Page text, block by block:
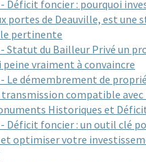
Déficit foncier : pourquoi
portes de Deauville, est une
pertinente
Statut du Bailleur Privé un
vraiment à convaincre
Le démembrement de
compatible avec
Historiques et
Déficit foncier : un outil clé
optimiser votre